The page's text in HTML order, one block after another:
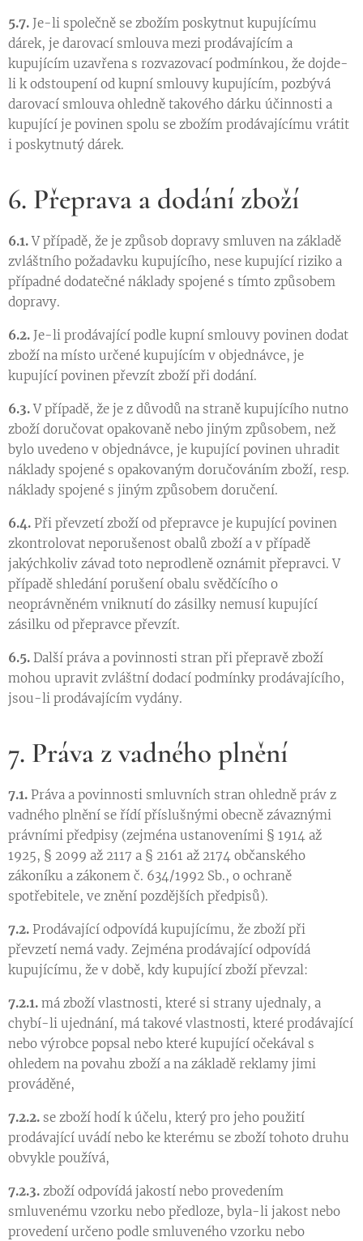
5.7. Je-li společně se zbožím poskytnut kupujícímu
dárek, je darovací smlouva mezi prodávajícím a
kupujícím uzavřena s rozvazovací podmínkou, že dojde-
li k odstoupení od kupní smlouvy kupujícím, pozbývá
darovací smlouva ohledně takového dárku účinnosti a
kupující je povinen spolu se zbožím prodávajícímu vrátit
i poskytnutý dárek.
6. Přeprava a dodání zboží
6.1.V případě, že je způsob dopravy smluven na základě
zvláštního požadavku kupujícího, nese kupující riziko a
případné dodatečné náklady spojené s tímto způsobem
dopravy.
6.2. Je-li prodávající podle kupní smlouvy povinen dodat
zboží na místo určené kupujícím v objednávce, je
kupující povinen převzít zboží při dodání.
6.3.V případě, že je z důvodů na straně kupujícího nutno
zboží doručovat opakovaně nebo jiným způsobem, než
bylo uvedeno v objednávce, je kupující povinen uhradit
náklady spojené s opakovaným doručováním zboží, resp.
náklady spojené s jiným způsobem doručení.
6.4. Při převzetí zboží od přepravce je kupující povinen
zkontrolovat neporušenost obalů zboží a v případě
jakýchkoliv závad toto neprodleně oznámit přepravci. V
případě shledání porušení obalu svědčícího o
neoprávněném vniknutí do zásilky nemusí kupující
zásilku od přepravce převzít.
6.5. Další práva a povinnosti stran při přepravě zboží
mohou upravit zvláštní dodací podmínky prodávajícího,
jsou-li prodávajícím vydány.
7. Práva z vadného plnění
7.1. Práva a povinnosti smluvních stran ohledně práv z
vadného plnění se řídí příslušnými obecně závaznými
právními předpisy (zejména ustanoveními § 1914 až
1925, § 2099 až 2117 a § 2161 až 2174 občanského
zákoníku a zákonem č. 634/1992 Sb., o ochraně
spotřebitele, ve znění pozdějších předpisů).
7.2. Prodávající odpovídá kupujícímu, že zboží při
převzetí nemá vady. Zejména prodávající odpovídá
kupujícímu, že v době, kdy kupující zboží převzal:
7.2.1. má zboží vlastnosti, které si strany ujednaly, a
chybí-li ujednání, má takové vlastnosti, které prodávající
nebo výrobce popsal nebo které kupující očekával s
ohledem na povahu zboží a na základě reklamy jimi
prováděné,
7.2.2. se zboží hodí k účelu, který pro jeho použití
prodávající uvádí nebo ke kterému se zboží tohoto druhu
obvykle používá,
7.2.3. zboží odpovídá jakostí nebo provedením
smluvenému vzorku nebo předloze, byla-li jakost nebo
provedení určeno podle smluveného vzorku nebo